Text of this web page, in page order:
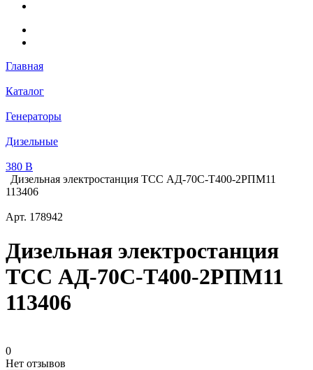
Главная
Каталог
Генераторы
Дизельные
380 В
Дизельная электростанция ТСС АД-70С-Т400-2РПМ11
113406
Арт. 178942
Дизельная электростанция
ТСС АД-70С-Т400-2РПМ11
113406
0
Нет отзывов